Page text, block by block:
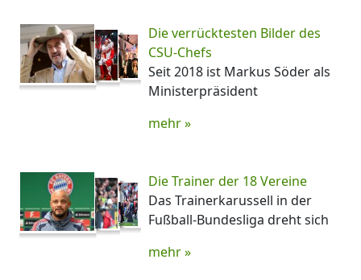
Die verrücktesten Bilder des
CSU-Chefs
Seit 2018 ist Markus Söder als
Ministerpräsident
mehr »
Die Trainer der 18 Vereine
Das Trainerkarussell in der
Fußball-Bundesliga dreht sich
mehr »